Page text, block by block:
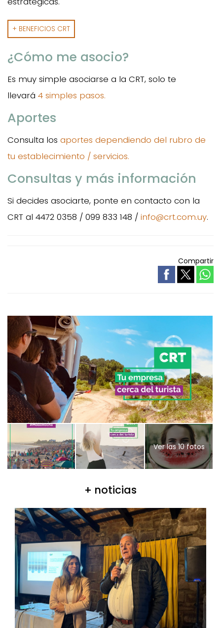
+ BENEFICIOS CRT
¿Cómo me asocio?
Es muy simple asociarse a la CRT, solo te
llevará 4 simples pasos.
Aportes
Consulta los aportes dependiendo del rubro de
tu establecimiento / servicios.
Consultas y más información
Si decides asociarte, ponte en contacto con la
CRT al 4472 0358 / 099 833 148 / info@crt.com.uy.
Compartir
Ver las 10 fotos
+ noticias